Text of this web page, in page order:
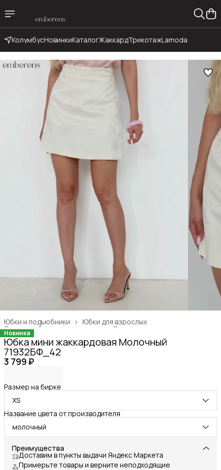
КолумбусНовинкиКаталогЖаккардТрикотажLamoda
Юбки для взрослых
Юбки и подъюбники ›
Одежда для взрослых
Одежда, обувь и аксессуары ›
Главная
Новинка
Юбка мини жаккардовая Молочный
71932БФ_42
3 799 ₽
Размер на бирке
XS
Название цвета от производителя
молочный
Преимущества
Доставим в пункты выдачи Яндекс Маркета
Примерьте товары и верните неподходящие